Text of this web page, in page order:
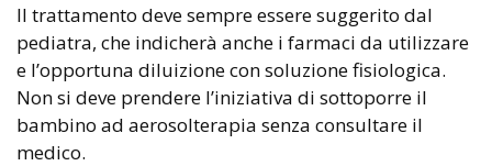
Il trattamento deve sempre essere suggerito dal
pediatra, che indicherà anche i farmaci da utilizzare
e l’opportuna diluizione con soluzione fisiologica.
Non si deve prendere l’iniziativa di sottoporre il
bambino ad aerosolterapia senza consultare il
medico.